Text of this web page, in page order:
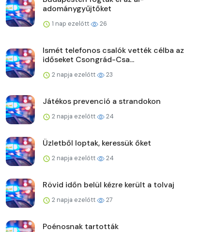
adománygyűjtőket
1 nap ezelőtt 26
Ismét telefonos csalók vették célba az
időseket Csongrád-Csa...
2 napja ezelőtt 23
Játékos prevenció a strandokon
2 napja ezelőtt 24
Üzletből loptak, keressük őket
2 napja ezelőtt 24
Rövid időn belül kézre került a tolvaj
2 napja ezelőtt 27
Poénosnak tartották